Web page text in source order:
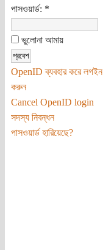
পাসওয়ার্ড: *
ভুলোনা আমায়
OpenID ব্যবহার করে লগইন
করুন
Cancel OpenID login
সদস্য নিবন্ধন
পাসওয়ার্ড হারিয়েছে?